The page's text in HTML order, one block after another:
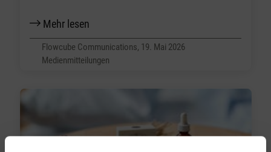
Mehr lesen
Flowcube Communications, 19. Mai 2026
Medienmitteilungen